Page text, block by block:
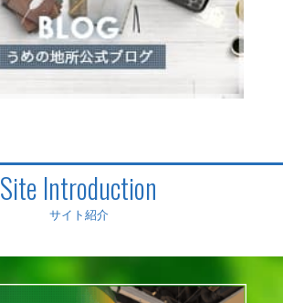
Site Introduction
サイト紹介